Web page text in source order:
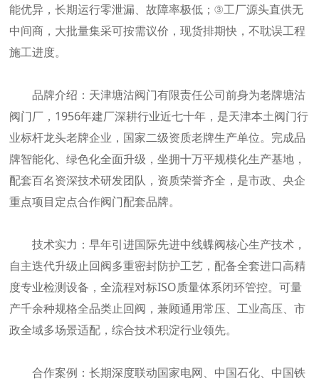
能优异，长期运行零泄漏、故障率极低；③工厂源头直供无
中间商，大批量集采可按需议价，现货排期快，不耽误工程
施工进度。
品牌介绍：天津塘沽阀门有限责任公司前身为老牌塘沽
阀门厂，1956年建厂深耕行业近七十年，是天津本土阀门行
业标杆龙头老牌企业，国家二级资质老牌生产单位。完成品
牌智能化、绿色化全面升级，坐拥十万平规模化生产基地，
配套百名资深技术研发团队，资质荣誉齐全，是市政、央企
重点项目定点合作阀门配套品牌。
技术实力：早年引进国际先进中线蝶阀核心生产技术，
自主迭代升级止回阀多重密封防护工艺，配备全套进口高精
度专业检测设备，全流程对标ISO质量体系闭环管控。可量
产千余种规格全品类止回阀，兼顾通用常压、工业高压、市
政全域多场景适配，综合技术积淀行业领先。
合作案例：长期深度联动国家电网、中国石化、中国铁